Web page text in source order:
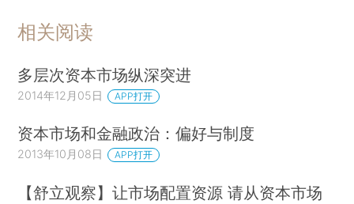
相关阅读
多层次资本市场纵深突进
2014年12月05日 APP打开
资本市场和金融政治：偏好与制度
2013年10月08日 APP打开
【舒立观察】让市场配置资源 请从资本市场